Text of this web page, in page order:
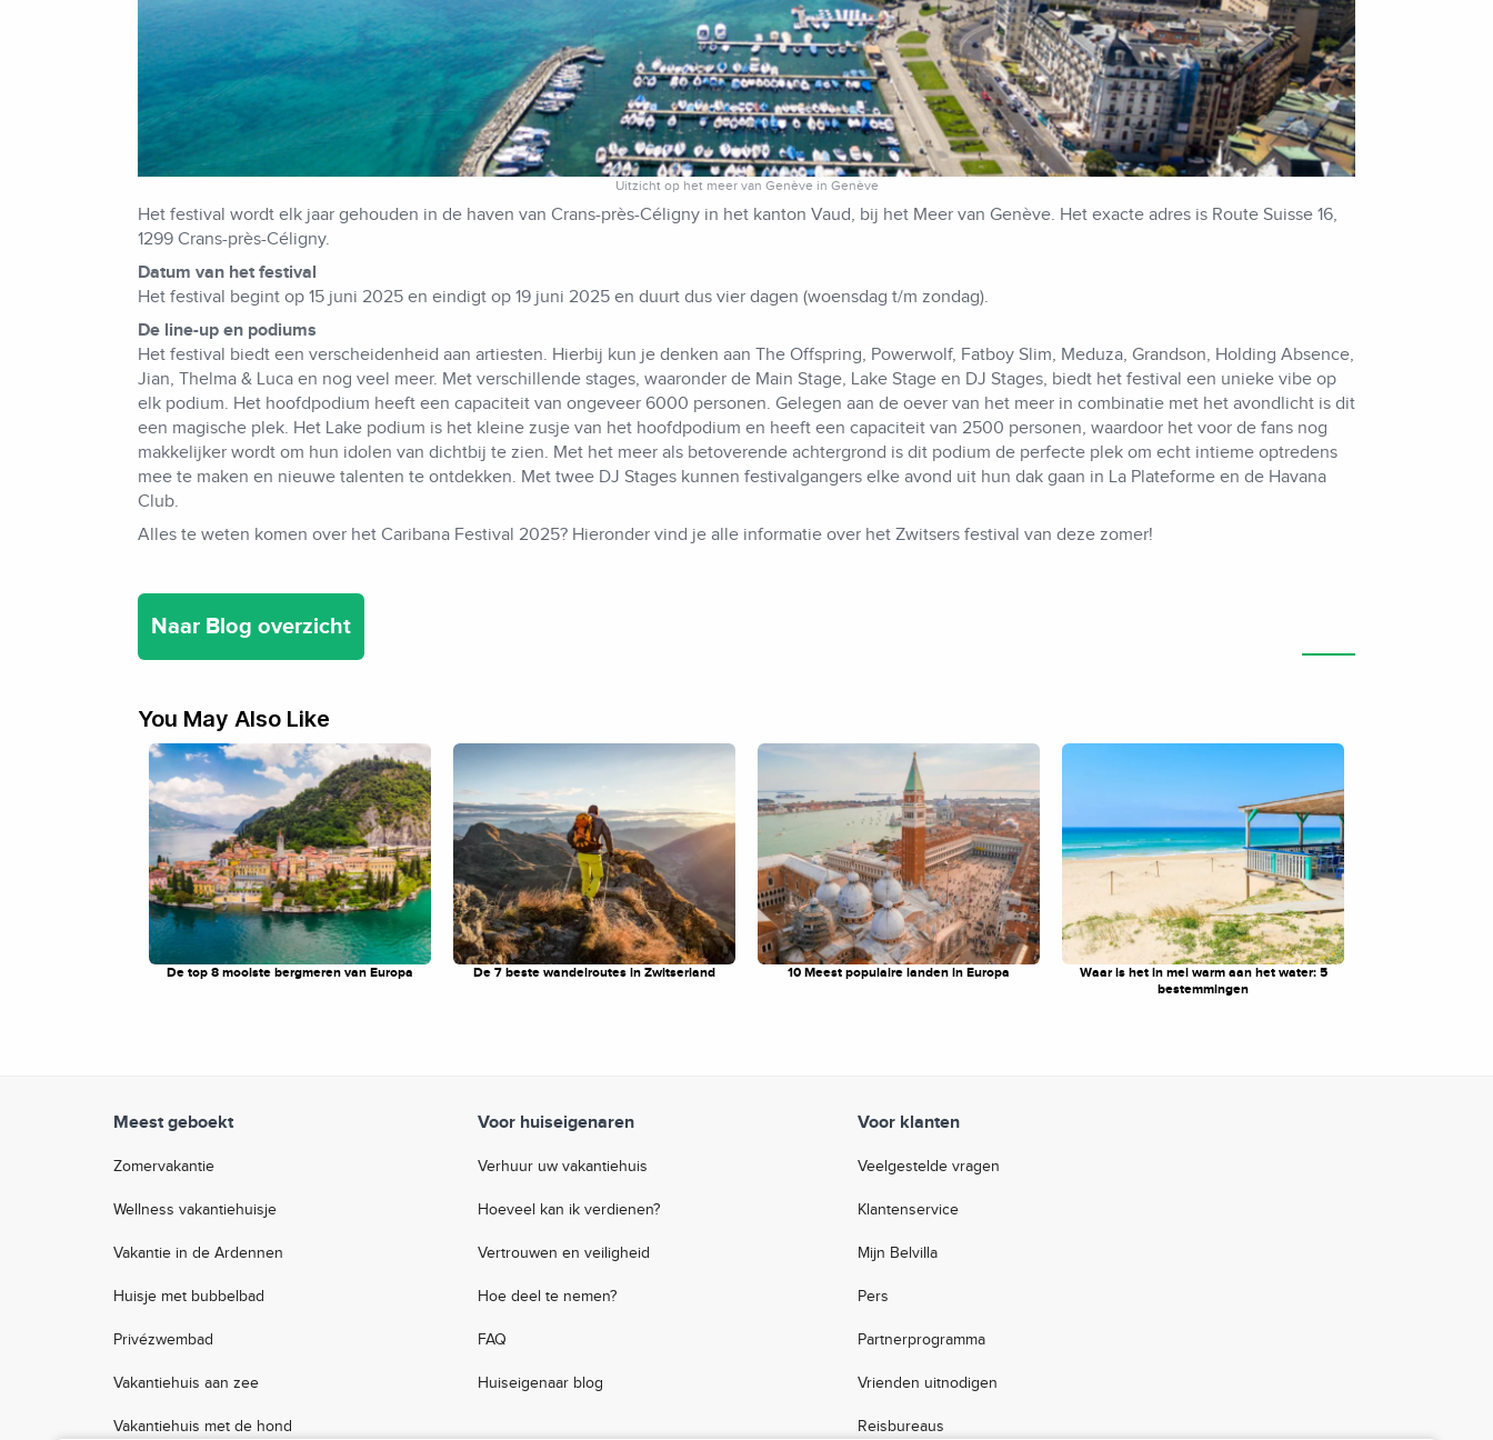
Uitzicht op het meer van Genève in Genève
Het festival wordt elk jaar gehouden in de haven van Crans-près-Céligny in het kanton Vaud, bij het Meer van Genève. Het exacte adres is Route Suisse 16,
1299 Crans-près-Céligny.
Datum van het festival
Het festival begint op 15 juni 2025 en eindigt op 19 juni 2025 en duurt dus vier dagen (woensdag t/m zondag).
De line-up en podiums
Het festival biedt een verscheidenheid aan artiesten. Hierbij kun je denken aan The Offspring, Powerwolf, Fatboy Slim, Meduza, Grandson, Holding Absence,
Jian, Thelma & Luca en nog veel meer. Met verschillende stages, waaronder de Main Stage, Lake Stage en DJ Stages, biedt het festival een unieke vibe op
elk podium. Het hoofdpodium heeft een capaciteit van ongeveer 6000 personen. Gelegen aan de oever van het meer in combinatie met het avondlicht is dit
een magische plek. Het Lake podium is het kleine zusje van het hoofdpodium en heeft een capaciteit van 2500 personen, waardoor het voor de fans nog
makkelijker wordt om hun idolen van dichtbij te zien. Met het meer als betoverende achtergrond is dit podium de perfecte plek om echt intieme optredens
mee te maken en nieuwe talenten te ontdekken. Met twee DJ Stages kunnen festivalgangers elke avond uit hun dak gaan in La Plateforme en de Havana
Club.
Alles te weten komen over het Caribana Festival 2025? Hieronder vind je alle informatie over het Zwitsers festival van deze zomer!
Naar Blog overzicht
You May Also Like
De top 8 mooiste bergmeren van Europa De 7 beste wandelroutes in Zwitserland 10 Meest populaire landen in Europa
Waar is het in mei warm aan het water: 5
bestemmingen
Meest geboekt
Zomervakantie
Wellness vakantiehuisje
Vakantie in de Ardennen
Huisje met bubbelbad
Privézwembad
Vakantiehuis aan zee
Vakantiehuis met de hond
Voor huiseigenaren
Verhuur uw vakantiehuis
Hoeveel kan ik verdienen?
Vertrouwen en veiligheid
Hoe deel te nemen?
FAQ
Huiseigenaar blog
Voor klanten
Veelgestelde vragen
Klantenservice
Mijn Belvilla
Pers
Partnerprogramma
Vrienden uitnodigen
Reisbureaus